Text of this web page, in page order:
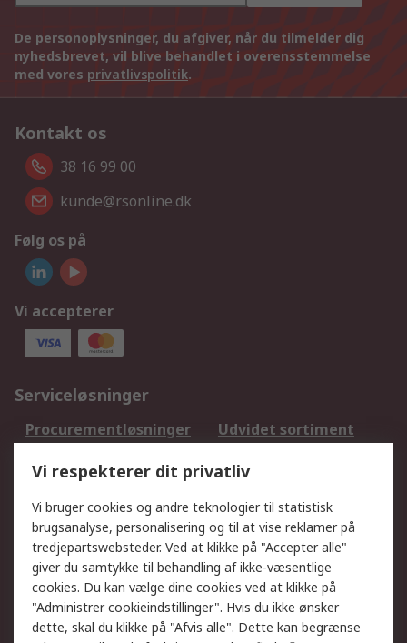
De personoplysninger, du afgiver, når du tilmelder dig
nyhedsbrevet, vil blive behandlet i overensstemmelse
med vores privatlivspolitik.
Kontakt os
38 16 99 00
kunde@rsonline.dk
Følg os på
Vi accepterer
Serviceløsninger
Procurementløsninger
Udvidet sortiment
DesignSpark
Teknisk Support
Dit lokale salgsteam
Eksportløsninger
Support
Få hjælp
Returnering
Levering
Spor min ordre
Fakturakopi
Betalingsmuligheder
Vi respekterer dit privatliv
Vi bruger cookies og andre teknologier til statistisk
brugsanalyse, personalisering og til at vise reklamer på
tredjepartswebsteder. Ved at klikke på "Accepter alle"
giver du samtykke til behandling af ikke-væsentlige
cookies. Du kan vælge dine cookies ved at klikke på
"Administrer cookieindstillinger". Hvis du ikke ønsker
dette, skal du klikke på "Afvis alle". Dette kan begrænse